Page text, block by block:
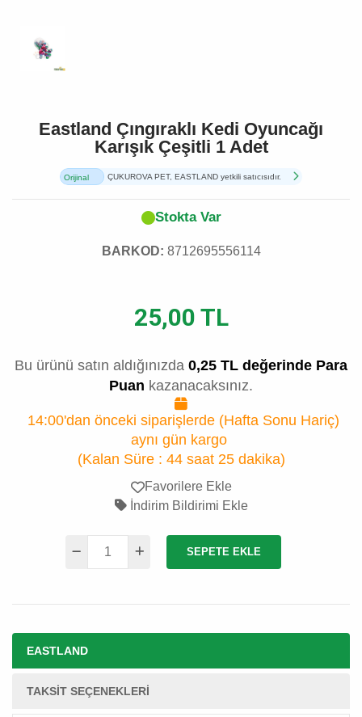
Eastland Çıngıraklı Kedi Oyuncağı
Karışık Çeşitli 1 Adet
Orijinal
ÇUKUROVA PET, EASTLAND yetkili satıcısıdır.
Stokta Var
BARKOD: 8712695556114
25,00 TL
Bu ürünü satın aldığınızda 0,25 TL değerinde Para
Puan kazanacaksınız.
14:00'dan önceki siparişlerde (Hafta Sonu Hariç)
aynı gün kargo
(Kalan Süre : 44 saat 25 dakika)
Favorilere Ekle
İndirim Bildirimi Ekle
SEPETE EKLE
EASTLAND
TAKSIT SEÇENEKLERI